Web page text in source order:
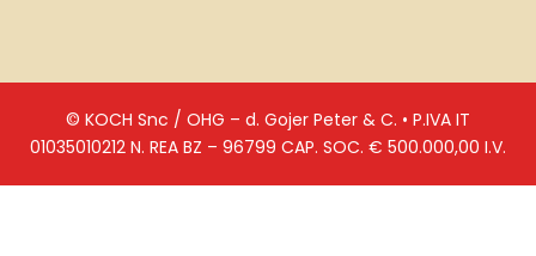
© KOCH Snc / OHG – d. Gojer Peter & C. • P.IVA IT
01035010212 N. REA BZ – 96799 CAP. SOC. € 500.000,00 I.V.